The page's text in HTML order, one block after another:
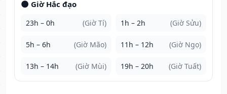
🌑 Giờ Hắc đạo
23h – 0h (Giờ Tí) 1h – 2h (Giờ Sửu)
5h – 6h (Giờ Mão) 11h – 12h (Giờ Ngọ)
13h – 14h (Giờ Mùi) 19h – 20h (Giờ Tuất)